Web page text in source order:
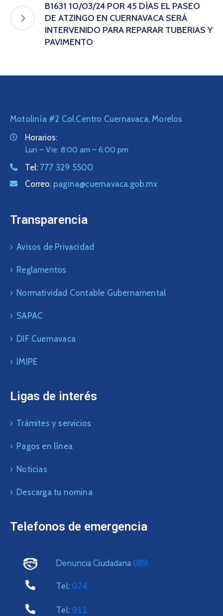
B1631 10/03/24 POR 45 DÍAS EL PASEO
DE ATZINGO EN CUERNAVACA SERÁ
INTERVENIDO PARA REPARAR TUBERIAS Y
PAVIMENTO
Motolinía #2 Col.Centro Cuernavaca, Morelos
Horarios:
Lun – Vie: 8:00 am – 6:00 pm
Tel: 777 329 5500
Correo: pagina@cuernavaca.gob.mx
Transparencia
Avisos de Privacidad
Reglamentos
Normatividad Contable Gubernamental
SAPAC
DIF Cuernavaca
IMIPE
Ligas de interés
Trámites y servicios
Pagos en línea
Noticias
Descarga tu nomina
Telefonos de emergencia
Denuncia Ciudadana 089
Tel: 074
Tel: 911